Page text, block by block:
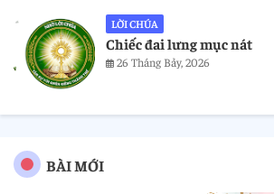
LỜI CHÚA
Chiếc đai lưng mục nát
26 Tháng Bảy, 2026
BÀI MỚI